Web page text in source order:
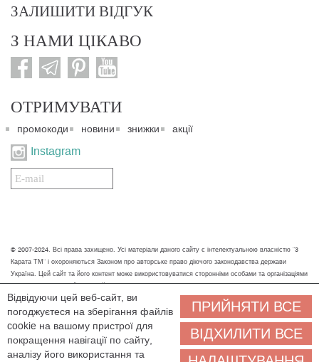
ЗАЛИШИТИ ВІДГУК
З НАМИ ЦІКАВО
ОТРИМУВАТИ
промокоди новини знижки акції
Instagram
Подписаться
на
© 2007-2024. Всі права захищено. Усі матеріали даного сайту є інтелектуальною власністю "3
Карата ТМ" і охороняються Законом про авторське право діючого законодавства держави
Україна. Цей сайт та його контент може використовуватися сторонніми особами та організаціями
тільки для некомерційних цілей. Будь-яке завантаження, копіювання, друк та інше використання
матеріалів даного сайту для некомерційних цілей повинно супроводжуватись працюючим
посиланням або іншим зазначенням на джерело.
Ми обробляємо персональні дані (cookies, IP-адреса, місце розташування), щоб вам
було зручніше користуватися сайтом. Залишаючись на сайті, ви погоджуєтеся на
Відвідуючи цей веб-сайт, ви
погоджуєтеся на зберігання файлів
cookie на вашому пристрої для
покращення навігації по сайту,
аналізу його використання та
ПРИЙНЯТИ ВСЕ
ВІДХИЛИТИ ВСЕ